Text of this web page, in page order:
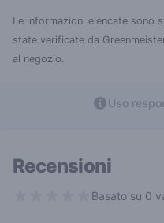
Le informazioni elencate sono
state verificate da
al negozio.
Uso
Recensioni
Basato su 0